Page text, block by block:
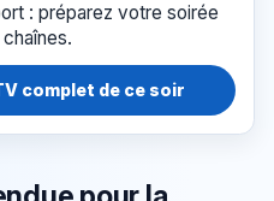
: préparez votre soirée
complet de ce soir